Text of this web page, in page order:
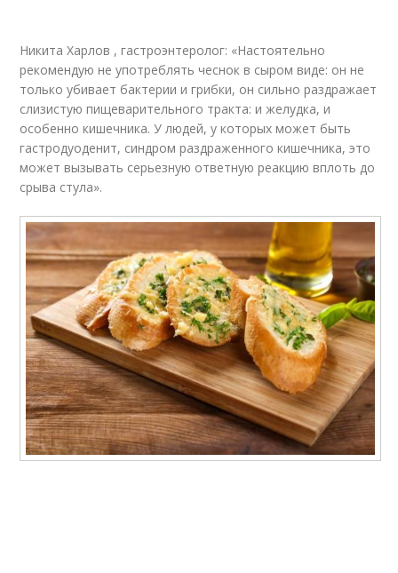
Никита Харлов , гастроэнтеролог: «Настоятельно
рекомендую не употреблять чеснок в сыром виде: он не
только убивает бактерии и грибки, он сильно раздражает
слизистую пищеварительного тракта: и желудка, и
особенно кишечника. У людей, у которых может быть
гастродуоденит, синдром раздраженного кишечника, это
может вызывать серьезную ответную реакцию вплоть до
срыва стула».